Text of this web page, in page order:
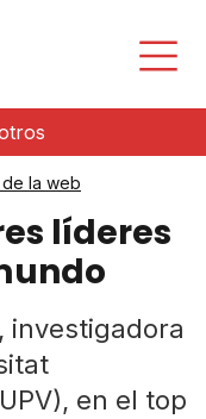
la web
líderes
investigadora
en el top